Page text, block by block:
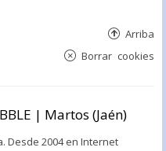
Arriba
Borrar cookies
| Martos (Jaén)
Desde 2004 en Internet